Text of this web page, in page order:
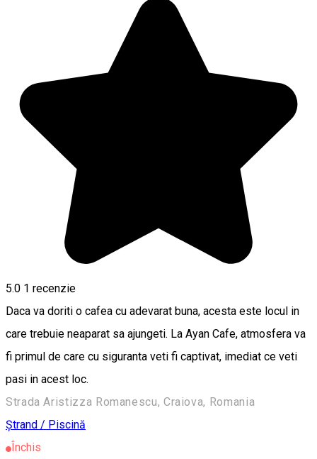
5.0 1 recenzie
Daca va doriti o cafea cu adevarat buna, acesta este locul in
care trebuie neaparat sa ajungeti. La Ayan Cafe, atmosfera va
fi primul de care cu siguranta veti fi captivat, imediat ce veti
pasi in acest loc.
Strada Aristizza Romanescu, Craiova, Romania
Ștrand / Piscină
Închis